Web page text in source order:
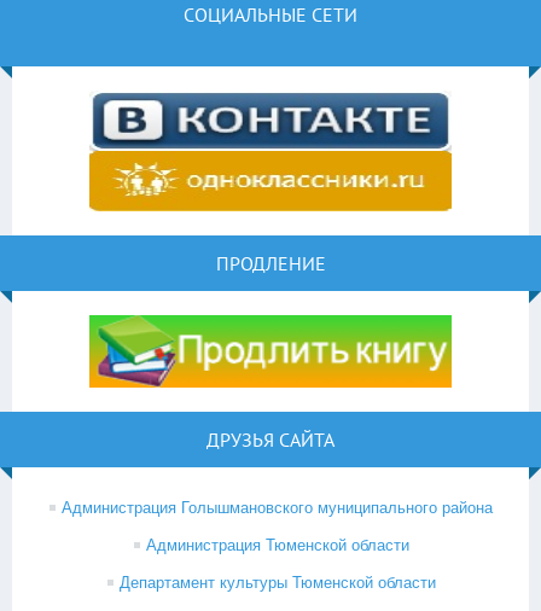
СОЦИАЛЬНЫЕ СЕТИ
ПРОДЛЕНИЕ
ДРУЗЬЯ САЙТА
Администрация Голышмановского муниципального района
Администрация Тюменской области
Департамент культуры Тюменской области